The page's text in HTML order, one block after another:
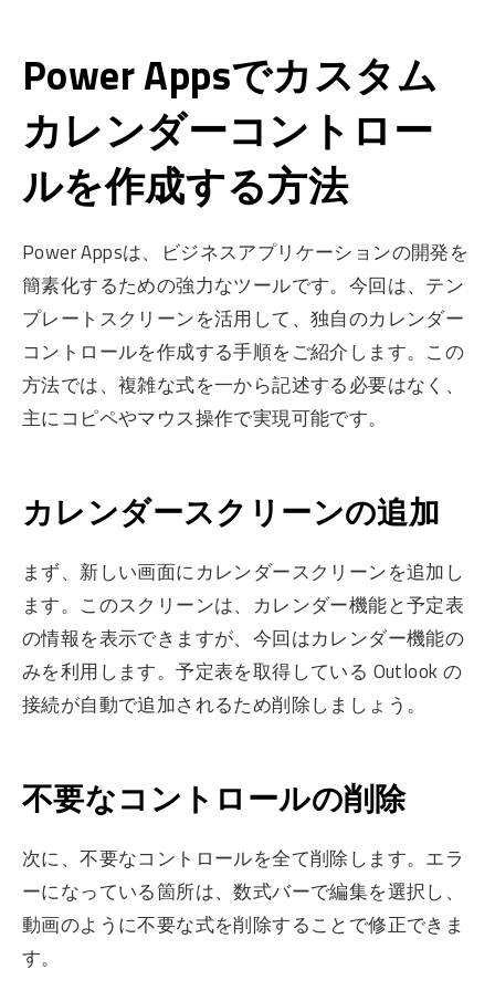
Power Appsでカスタム
カレンダーコントロー
ルを作成する方法
Power Appsは、ビジネスアプリケーションの開発を
簡素化するための強力なツールです。今回は、テン
プレートスクリーンを活用して、独自のカレンダー
コントロールを作成する手順をご紹介します。この
方法では、複雑な式を一から記述する必要はなく、
主にコピペやマウス操作で実現可能です。
カレンダースクリーンの追加
まず、新しい画面にカレンダースクリーンを追加し
ます。このスクリーンは、カレンダー機能と予定表
の情報を表示できますが、今回はカレンダー機能の
みを利用します。予定表を取得している Outlook の
接続が自動で追加されるため削除しましょう。
不要なコントロールの削除
次に、不要なコントロールを全て削除します。エラ
ーになっている箇所は、数式バーで編集を選択し、
動画のように不要な式を削除することで修正できま
す。